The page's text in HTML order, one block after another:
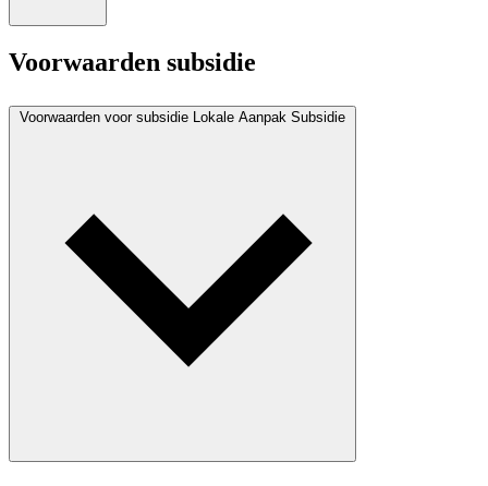
Voorwaarden subsidie
Voorwaarden voor subsidie Lokale Aanpak Subsidie